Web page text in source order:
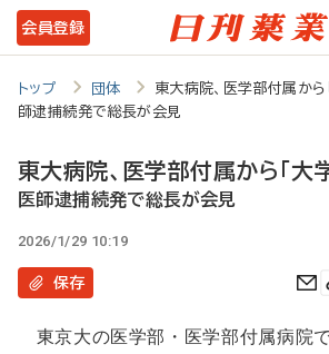
メ
イ
ン
テ
ツ
に
会員登録
トップ 団体
東大病院、医学部付属か
師逮捕続発で総長が会見
東大病院、医学部付属から「大
医師逮捕続発で総長が会見
2026/1/29 10:19
保存
東京大の医学部・医学部付属病院